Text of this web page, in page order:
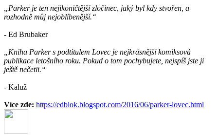
„Parker je ten nejikoničtější zločinec, jaký byl kdy stvořen, a
rozhodně můj nejoblíbenější.“
- Ed Brubaker
„Kniha Parker s podtitulem Lovec je nejkrásnější komiksová
publikace letošního roku. Pokud o tom pochybujete, nejspíš jste ji
ještě nečetli.“
- Kaluž
Více zde: https://edblok.blogspot.com/2016/06/parker-lovec.html